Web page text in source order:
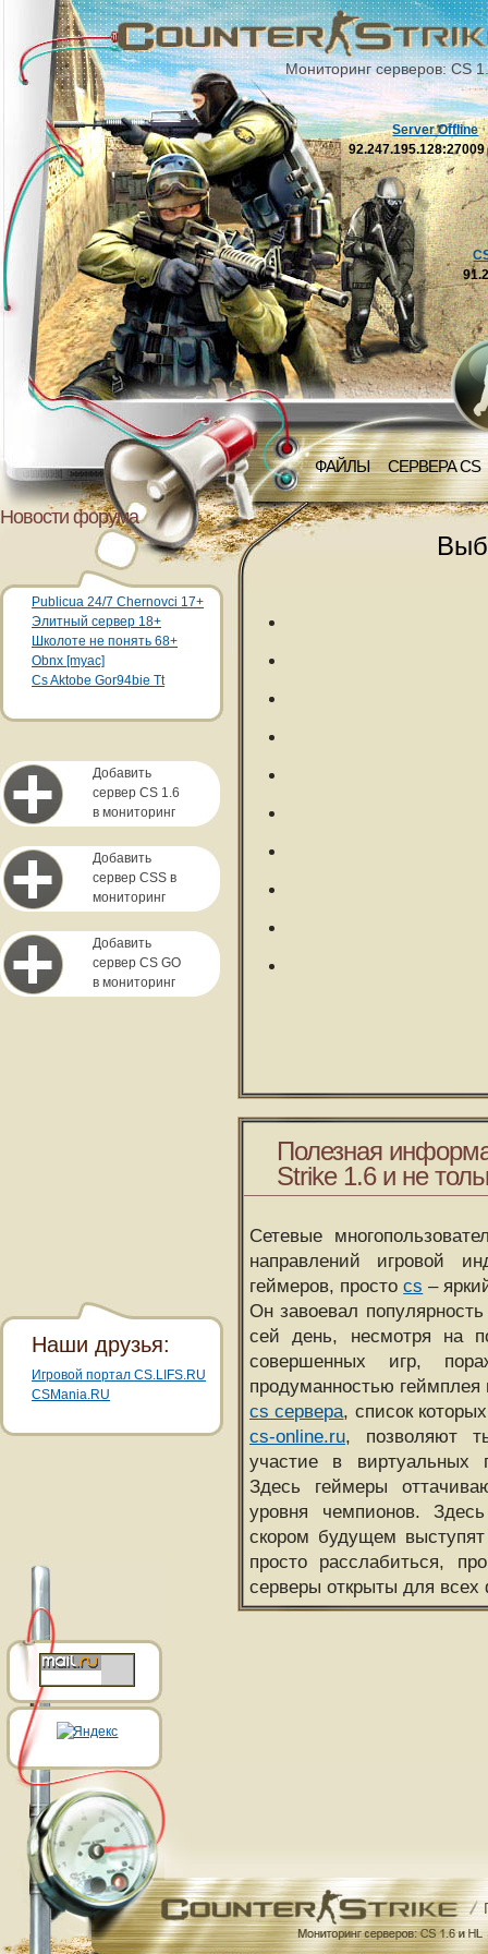
Мониторинг серверов: CS
ФАЙЛЫ СЕРВЕРА CS
Server Offline
92.247.195.128:27009
Новости форума
Publicua 24/7 Chernovci 17+
Элитный сервер 18+
Школоте не понять 68+
Obnx [myac]
Cs Aktobe Gor94bie Tt
Добавить
сервер CS 1.6
в мониторинг
Добавить
сервер CSS в
мониторинг
Добавить
сервер CS GO
в мониторинг
Полезная
Strike 1.6 и не
Сетевые
направлений игровой
геймеров, простоcs –
Он завоевал
сей день, несмотря на
совершенных игр,
продуманностью
cs сервера, список
cs-online.ru, позволяют
участие в виртуальных
Здесь геймеры
уровня чемпионов.
скором будущем
просто расслабиться,
серверы открыты для всех
Наши друзья:
Игровой портал CS.LIFS.RU
CSMania.RU